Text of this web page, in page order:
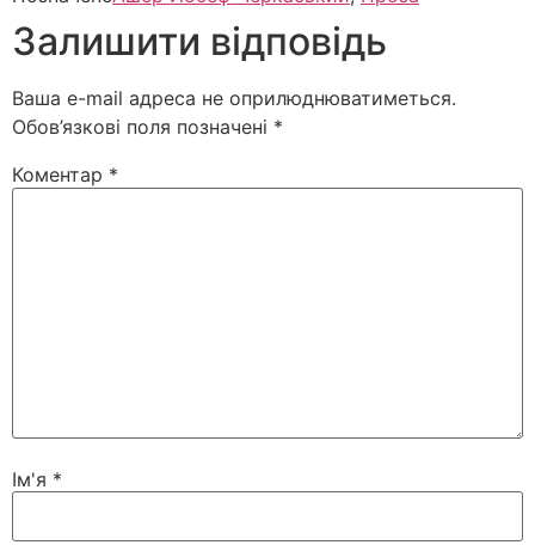
Залишити відповідь
Ваша e-mail адреса не оприлюднюватиметься.
Обов’язкові поля позначені *
Коментар *
Ім'я *